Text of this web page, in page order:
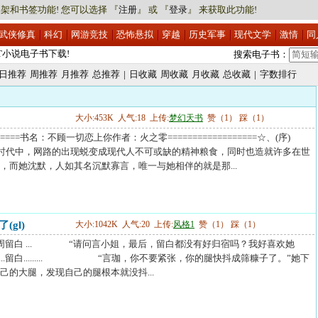
和书签功能! 您可以选择 『注册』 或 『登录』 来获取此功能!
侠修真 科幻 网游竞技 恐怖悬拟 穿越 历史军事 现代文学 激情
说电子书下载!
说电子书下载!
搜索电子书：
推荐 周推荐 月推荐 总推荐 | 日收藏 周收藏 月收藏 总收藏 | 字数排行
大小:453K 人气:18 上传:梦幻天书 赞（1） 踩（1）
书名：不顾一切恋上你作者：火之零==================☆、(序)
中，网路的出现蜕变成现代人不可或缺的精神粮食，同时也造就许多在世
而她沈默，人如其名沉默寡言，唯一与她相伴的就是那...
(gl) 大小:1042K 人气:20 上传:风格1 赞（1） 踩（1）
留白 ... “请问言小姐，最后，留白都没有好归宿吗？我好喜欢她
......... “言珈，你不要紧张，你的腿快抖成筛糠子了。”她下
的大腿，发现自己的腿根本就没抖...